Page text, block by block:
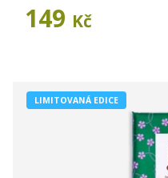
149 Kč
LIMITOVANÁ EDICE